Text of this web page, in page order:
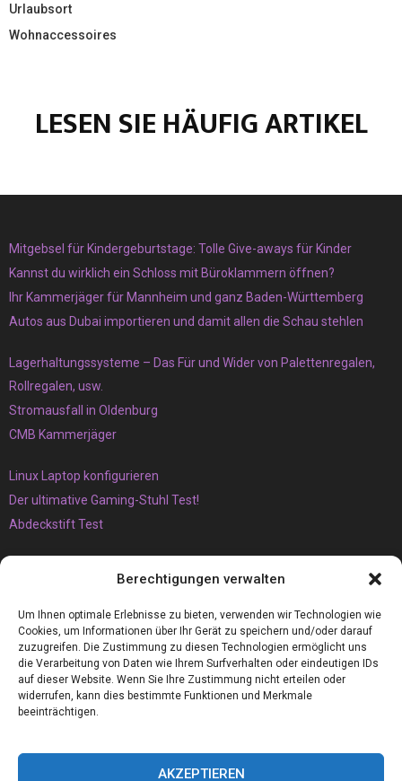
Berechtigungen verwalten
Um Ihnen optimale Erlebnisse zu bieten, verwenden wir Technologien wie
Cookies, um Informationen über Ihr Gerät zu speichern und/oder darauf
zuzugreifen. Die Zustimmung zu diesen Technologien ermöglicht uns
die Verarbeitung von Daten wie Ihrem Surfverhalten oder eindeutigen IDs
auf dieser Website. Wenn Sie Ihre Zustimmung nicht erteilen oder
widerrufen, kann dies bestimmte Funktionen und Merkmale
beeinträchtigen.
AKZEPTIEREN
Urlaubsort
Wohnaccessoires
LESEN SIE HÄUFIG ARTIKEL
Mitgebsel für Kindergeburtstage: Tolle Give-aways für Kinder
Kannst du wirklich ein Schloss mit Büroklammern öffnen?
Ihr Kammerjäger für Mannheim und ganz Baden-Württemberg
Autos aus Dubai importieren und damit allen die Schau stehlen
Lagerhaltungssysteme – Das Für und Wider von Palettenregalen,
Rollregalen, usw.
Stromausfall in Oldenburg
CMB Kammerjäger
Linux Laptop konfigurieren
Der ultimative Gaming-Stuhl Test!
Abdeckstift Test
Armaflex 19mm die perfekte Camper Isolierung für Wohnmobile